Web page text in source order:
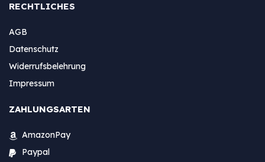
RECHTLICHES
AGB
Datenschutz
Widerrufsbelehrung
Impressum
ZAHLUNGSARTEN
AmazonPay
Paypal